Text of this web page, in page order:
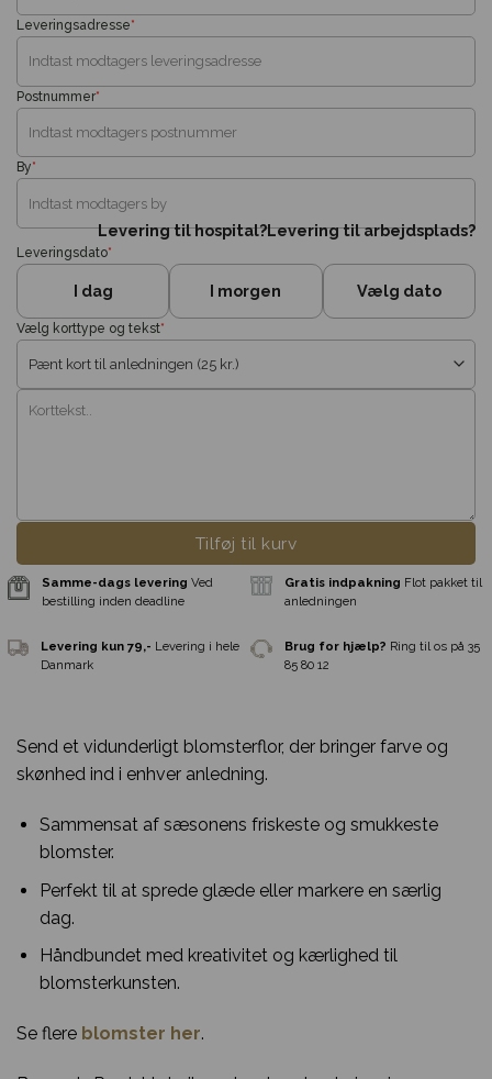
Send et vidunderligt blomsterflor, der bringer farve og
skønhed ind i enhver anledning.
Sammensat af sæsonens friskeste og smukkeste
blomster.
Perfekt til at sprede glæde eller markere en særlig
dag.
Håndbundet med kreativitet og kærlighed til
blomsterkunsten.
Se flere blomster her.
*
Leveringsadresse
*
Postnummer
*
By
Levering til hospital?Levering til arbejdsplads?
*
Leveringsdato
I dag I morgen Vælg dato
*
Vælg korttype og tekst
Tilføj til kurv
Samme-dags leveringVed
bestilling inden deadline
Gratis
Levering kun 79,-Levering i hele